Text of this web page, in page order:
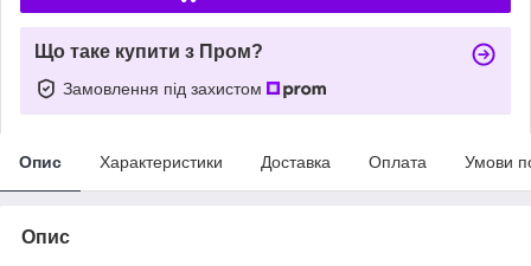
Що таке купити з Пром?
Замовлення під захистом
Опис Характеристики Доставка Оплата Умови
Опис